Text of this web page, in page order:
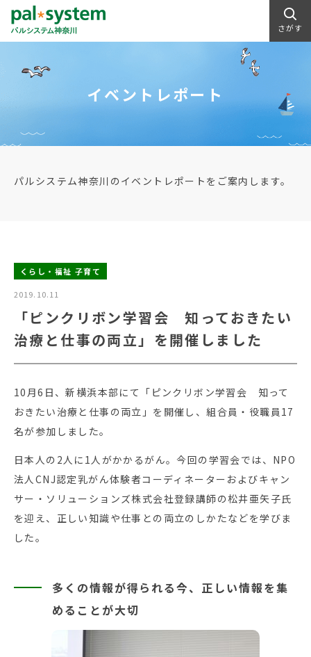
さがす
イベントレポート
パルシステム神奈川のイベントレポートをご案内します。
くらし・福祉 子育て
2019.10.11
「ピンクリボン学習会 知っておきたい
治療と仕事の両立」を開催しました
10月6日、新横浜本部にて「ピンクリボン学習会 知って
おきたい治療と仕事の両立」を開催し、組合員・役職員17
名が参加しました。
日本人の2人に1人がかかるがん。今回の学習会では、NPO
法人CNJ認定乳がん体験者コーディネーターおよびキャン
サー・ソリューションズ株式会社登録講師の松井亜矢子氏
を迎え、正しい知識や仕事との両立のしかたなどを学びま
した。
多くの情報が得られる今、正しい情報を集
めることが大切